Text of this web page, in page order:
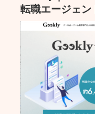
転職エージェン